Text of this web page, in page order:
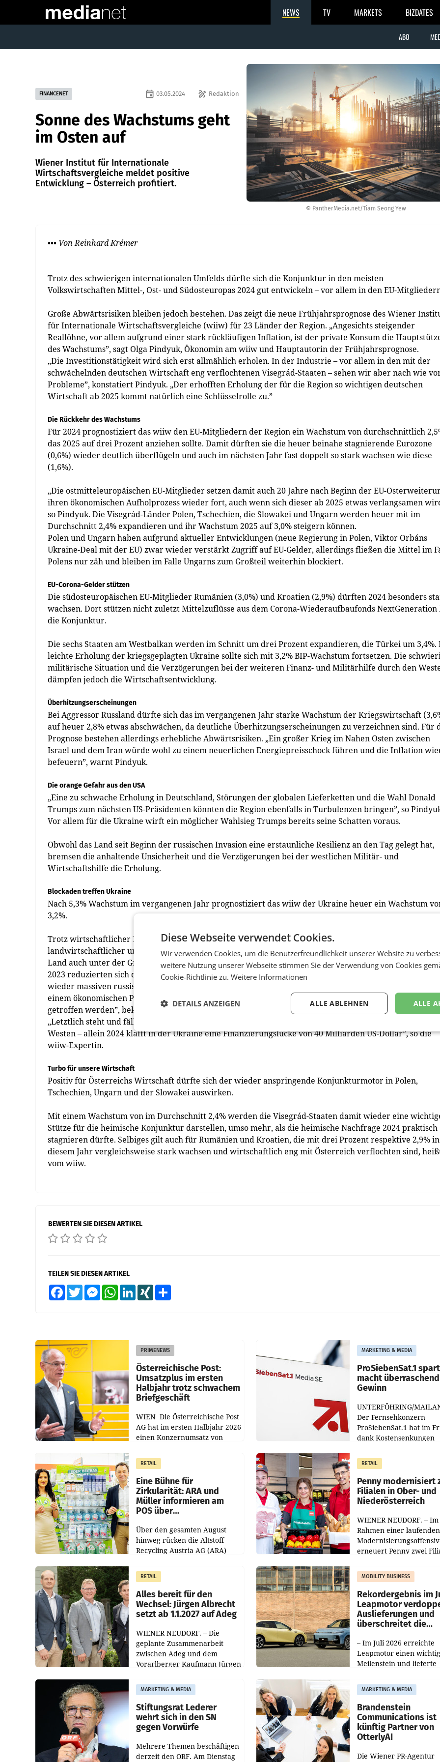
NEWS TV MARKETS BIZDATES
ABO
© PantherMedia.net/Tiam Seong Yew
FINANCENET draw Redaktion
event 03.05.2024
Sonne des Wachstums geht
im Osten auf
Wiener Institut für Internationale
Wirtschaftsvergleiche meldet positive
Entwicklung – Österreich profitiert.
••• Von Reinhard Krémer
Trotz des schwierigen internationalen Umfelds dürfte sich die Konjunktur in den meisten
Volkswirtschaften Mittel-, Ost- und Südosteuropas 2024 gut entwickeln – vor allem in den EU-
Große Abwärtsrisiken bleiben jedoch bestehen. Das zeigt die neue Frühjahrsprognose des Wiener
für Internationale Wirtschaftsvergleiche (wiiw) für 23 Länder der Region. „Angesichts steigender
Reallöhne, vor allem aufgrund einer stark rückläufigen Inflation, ist der private Konsum die
des Wachstums”, sagt Olga Pindyuk, Ökonomin am wiiw und Hauptautorin der Frühjahrsprognose.
„Die Investitionstätigkeit wird sich erst allmählich erholen. In der Industrie – vor allem in den mit der
schwächelnden deutschen Wirtschaft eng verflochtenen Visegrád-Staaten – sehen wir aber nach wie
Probleme”, konstatiert Pindyuk. „Der erhofften Erholung der für die Region so wichtigen deutschen
Wirtschaft ab 2025 kommt natürlich eine Schlüsselrolle zu.”
Die Rückkehr des Wachstums
Für 2024 prognostiziert das wiiw den EU-Mitgliedern der Region ein Wachstum von durchschnittlich
das 2025 auf drei Prozent anziehen sollte. Damit dürften sie die heuer beinahe stagnierende Eurozone
(0,6%) wieder deutlich überflügeln und auch im nächsten Jahr fast doppelt so stark wachsen wie diese
(1,6%).
„Die ostmitteleuropäischen EU-Mitglieder setzen damit auch 20 Jahre nach Beginn der EU-
ihren ökonomischen Aufholprozess wieder fort, auch wenn sich dieser ab 2025 etwas verlangsamen
so Pindyuk. Die Visegrád-Länder Polen, Tschechien, die Slowakei und Ungarn werden heuer mit im
Durchschnitt 2,4% expandieren und ihr Wachstum 2025 auf 3,0% steigern können.
Polen und Ungarn haben aufgrund aktueller Entwicklungen (neue Regierung in Polen, Viktor Orbáns
Ukraine-Deal mit der EU) zwar wieder verstärkt Zugriff auf EU-Gelder, allerdings fließen die Mittel im
Polens nur zäh und bleiben im Falle Ungarns zum Großteil weiterhin blockiert.
EU-Corona-Gelder stützen
Die südosteuropäischen EU-Mitglieder Rumänien (3,0%) und Kroatien (2,9%) dürften 2024 besonders
wachsen. Dort stützen nicht zuletzt Mittelzuflüsse aus dem Corona-Wiederaufbaufonds NextGeneration
die Konjunktur.
Die sechs Staaten am Westbalkan werden im Schnitt um drei Prozent expandieren, die Türkei um 3,4%.
leichte Erholung der kriegsgeplagten Ukraine sollte sich mit 3,2% BIP-Wachstum fortsetzen. Die
militärische Situation und die Verzögerungen bei der weiteren Finanz- und Militärhilfe durch den
dämpfen jedoch die Wirtschaftsentwicklung.
Überhitzungserscheinungen
Bei Aggressor Russland dürfte sich das im vergangenen Jahr starke Wachstum der Kriegswirtschaft
auf heuer 2,8% etwas abschwächen, da deutliche Überhitzungserscheinungen zu verzeichnen sind. Für
Prognose bestehen allerdings erhebliche Abwärtsrisiken. „Ein großer Krieg im Nahen Osten zwischen
Israel und dem Iran würde wohl zu einem neuerlichen Energiepreisschock führen und die Inflation
befeuern”, warnt Pindyuk.
Die orange Gefahr aus den USA
„Eine zu schwache Erholung in Deutschland, Störungen der globalen Lieferketten und die Wahl Donald
Trumps zum nächsten US-Präsidenten könnten die Region ebenfalls in Turbulenzen bringen”, so
Vor allem für die Ukraine wirft ein möglicher Wahlsieg Trumps bereits seine Schatten voraus.
Obwohl das Land seit Beginn der russischen Invasion eine erstaunliche Resilienz an den Tag gelegt hat,
bremsen die anhaltende Unsicherheit und die Verzögerungen bei der westlichen Militär- und
Wirtschaftshilfe die Erholung.
Blockaden treffen Ukraine
Nach 5,3% Wachstum im vergangenen Jahr prognostiziert das wiiw der Ukraine heuer ein Wachstum
3,2%.
Trotz wirtschaftlicher Erfolge wie der Wiedereröffnung des Schwarzmeer-Korridors für den Export
landwirtschaftlicher und metallurgischer Produkte, der eine Lebensader für die Ukraine darstellt, litt
Land auch unter der Grenzblockade polnischer Landwirte.
2023 reduzierten sich die Warenexporte nach Polen um rund ein Drittel. Dazu kommen die in letzter Zeit
wieder massiven russischen Luftangriffe. „Das Fehlen von Flugabwehrraketen wird immer mehr auch zu
einem ökonomischen Problem, weil die Energieversorgung und wichtige Industriebetriebe immer öfter
getroffen werden”, beklagt ­Pindyuk.
„Letztlich steht und fällt alles mit ausreichender und rechtzeitiger Militär- und Finanzhilfe durch den
Westen – allein 2024 klafft in der Ukraine eine Finanzierungslücke von 40 Milliarden US-Dollar”, so die
wiiw-Expertin.
Turbo für unsere Wirtschaft
Positiv für Österreichs Wirtschaft dürfte sich der wieder anspringende Konjunkturmotor in Polen,
Tschechien, Ungarn und der Slowakei auswirken.
Mit einem Wachstum von im Durchschnitt 2,4% werden die Visegrád-Staaten damit wieder eine
Stütze für die heimische Konjunktur darstellen, umso mehr, als die heimische Nachfrage 2024 praktisch
stagnieren dürfte. Selbiges gilt auch für Rumänien und Kroatien, die mit drei Prozent respektive 2,9% in
diesem Jahr vergleichsweise stark wachsen und wirtschaftlich eng mit Österreich verflochten sind,
vom wiiw.
BEWERTEN SIE DIESEN ARTIKEL
TEILEN SIE DIESEN ARTIKEL
FacebookTwitter MessengerWhatsAppLinkedInXING
PRIMENEWS
Österreichische Post:
Umsatzplus im ersten
Halbjahr trotz schwachem
Briefgeschäft
WIEN Die Österreichische Post
AG hat im ersten Halbjahr 2026
einen Konzernumsatz von
erwirtschaftet, was einem Plus
von 3,8 Prozent gegenüber
dem Vergleichszeitraum
MARKETING & MEDIA
ProSiebenSat.1
macht
Gewinn
UNTERFÖHRING/
Der Fernsehkonzern
ProSiebenSat.1 hat im
dank Kostensenkungen
gemacht und die
Markterwartung deutlich
übertroffen.
RETAIL
Eine Bühne für
Zirkularität: ARA und
Müller informieren am
POS über
Über den gesamten August
hinweg rücken die Altstoff
Recycling Austria AG (ARA)
Müller die Initiative „Kreislauf-
Helden“ in allen
österreichischen Müller-Filialen
RETAIL
Penny modernisiert
Filialen in Ober- und
Niederösterreich
WIENER NEUDORF. – Im
Rahmen einer laufenden
erneuert Penny zwei
Die beiden Standorte
Haag sowie im rund
RETAIL
Alles bereit für den
Wechsel: Jürgen Albrecht
setzt ab 1.1.2027 auf Adeg
WIENER NEUDORF. – Die
geplante Zusammenarbeit
zwischen Adeg und dem
Vorarlberger Kaufmann Jürgen
freigegeben: Die
Bundeswettbewerbsbehörde
und der Bundeskartellanwalt
MOBILITY BUSINESS
Rekordergebnis im
Leapmotor
Auslieferungen und
überschreitet die
– Im Juli 2026 erreichte
Leapmotor einen
Meilenstein und lieferte
aus, womit sich das
gegenüber Juli 2025
verdoppelte (+102
MARKETING & MEDIA
Stiftungsrat Lederer
wehrt sich in den SN
gegen Vorwürfe
Mehrere Themen beschäftigen
derzeit den ORF. Am Dienstag
MARKETING & MEDIA
Brandenstein
Communications ist
künftig Partner von
OtterlyAI
Die Wiener PR-Agentur
Diese Webseite verwendet Cookies.
Wir verwenden Cookies, um die Benutzerfreundlichkeit unserer Website zu
weitere Nutzung unserer Webseite stimmen Sie der Verwendung von Cookies
Cookie-Richtlinie zu. Weitere Informationen
ALLE
ALLE ABLEHNEN
DETAILS ANZEIGEN